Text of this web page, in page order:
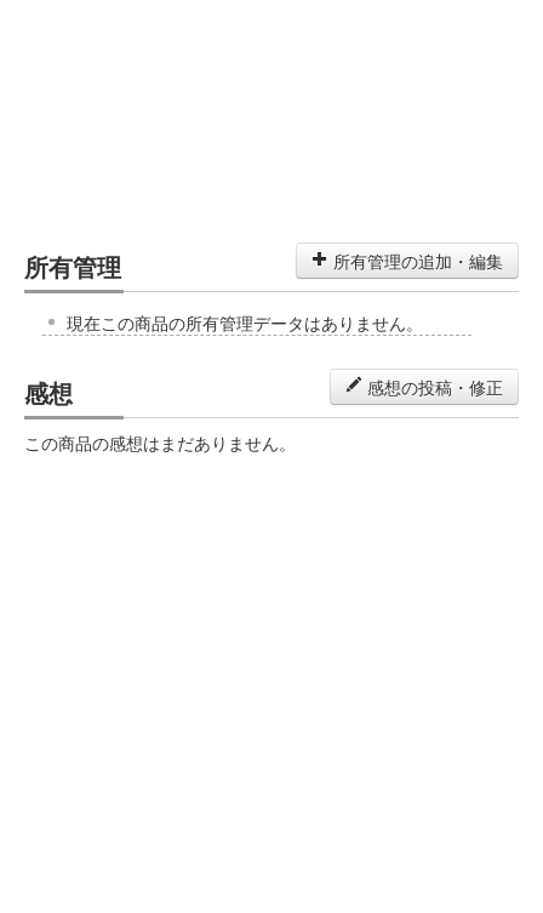
所有管理 所有管理の追加・編集
現在この商品の所有管理データはありません。
感想 感想の投稿・修正
この商品の感想はまだありません。